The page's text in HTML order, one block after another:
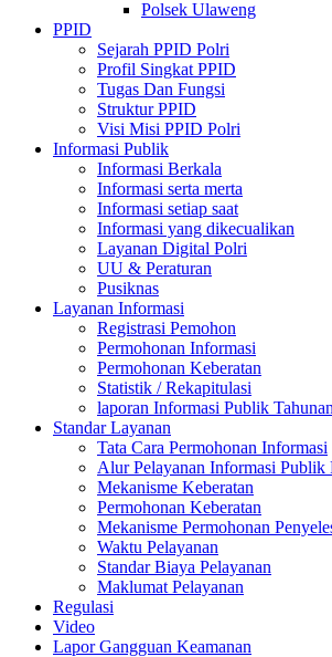
Polsek Ulaweng
PPID
Sejarah PPID Polri
Profil Singkat PPID
Tugas Dan Fungsi
Struktur PPID
Visi Misi PPID Polri
Informasi Publik
Informasi Berkala
Informasi serta merta
Informasi setiap saat
Informasi yang dikecualikan
Layanan Digital Polri
UU & Peraturan
Pusiknas
Layanan Informasi
Registrasi Pemohon
Permohonan Informasi
Permohonan Keberatan
Statistik / Rekapitulasi
laporan Informasi Publik Tahunan
Standar Layanan
Tata Cara Permohonan Informasi
Alur Pelayanan Informasi Publik
Mekanisme Keberatan
Permohonan Keberatan
Mekanisme Permohonan
Waktu Pelayanan
Standar Biaya Pelayanan
Maklumat Pelayanan
Regulasi
Video
Lapor Gangguan Keamanan